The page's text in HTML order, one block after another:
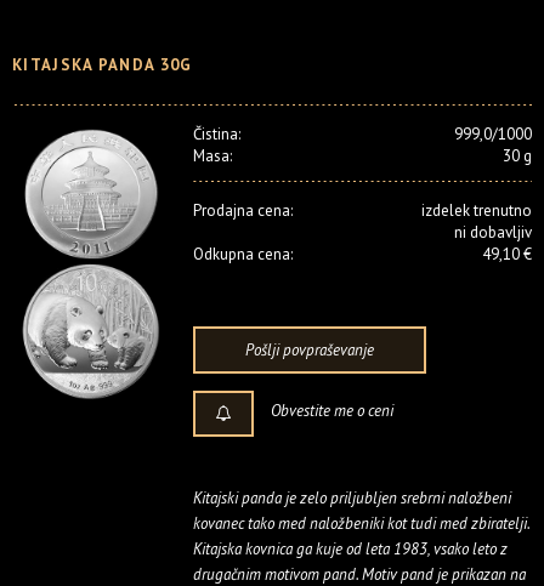
KITAJSKA PANDA 30G
Čistina:
999,0/1000
Masa:
30 g
Prodajna cena:
izdelek trenutno
ni dobavljiv
Odkupna cena:
49,10 €
Pošlji povpraševanje
Obvestite me o ceni
Kitajski panda je zelo priljubljen srebrni naložbeni
kovanec tako med naložbeniki kot tudi med zbiratelji.
Kitajska kovnica ga kuje od leta 1983, vsako leto z
drugačnim motivom pand. Motiv pand je prikazan na